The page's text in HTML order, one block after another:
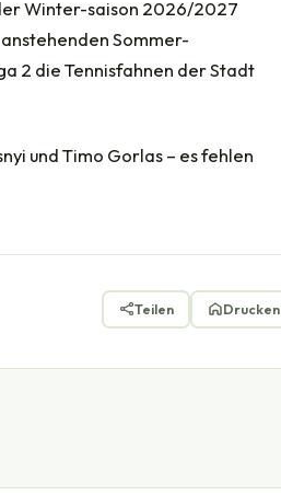
Winter-saison 2026/2027
Sommer-
2 die Tennisfahnen der Stadt
und Timo Gorlas – es fehlen
Teilen Drucken